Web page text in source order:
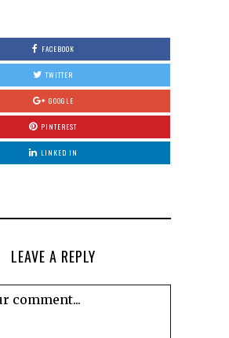
FACEBOOK
TWITTER
GOOGLE
PINTEREST
LINKED IN
LEAVE A REPLY